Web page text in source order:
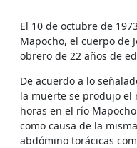
El 10 de octubre de
Mapocho, el cuerpo de
obrero de 22 años de
De acuerdo a lo
la muerte se produjo el
horas en el río
como causa de la
abdómino torácicas